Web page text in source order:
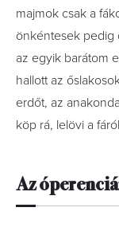
majmok csak a
önkéntesek pedig
az egyik barátom
hallott az
erdőt, az
köp rá, lelövi a
Az